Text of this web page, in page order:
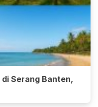
Serang Banten,